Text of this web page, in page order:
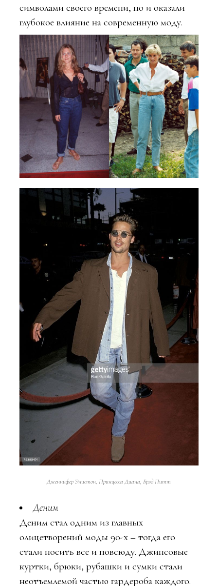
символами своего времени, но и оказали
глубокое влияние на современную моду.
Дженнифер Энистон, Принцесса Диана, Брэд Питт
Деним
Деним стал одним из главных
олицетворений моды 90-х – тогда его
стали носить все и повсюду. Джинсовые
куртки, брюки, рубашки и сумки стали
неотъемлемой частью гардероба каждого.